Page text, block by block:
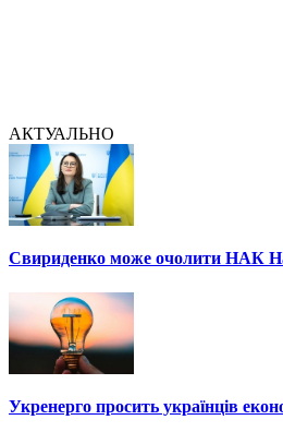
АКТУАЛЬНО
Свириденко може очолити НАК
Укренерго просить українців